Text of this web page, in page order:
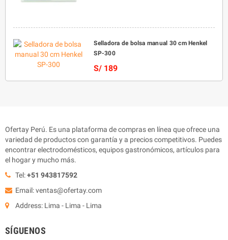
Selladora de bolsa manual 30 cm Henkel
SP-300
S/ 189
Ofertay Perú. Es una plataforma de compras en línea que ofrece una
variedad de productos con garantía y a precios competitivos. Puedes
encontrar electrodomésticos, equipos gastronómicos, artículos para
el hogar y mucho más.
Tel:+51 943817592
Email: ventas@ofertay.com
Address: Lima - Lima - Lima
SÍGUENOS